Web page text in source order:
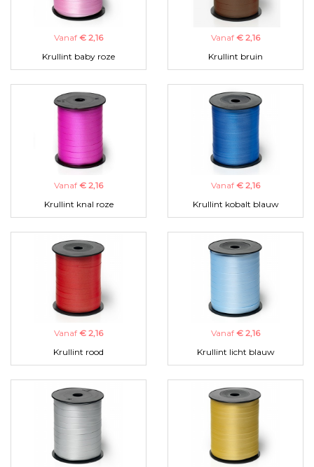
Vanaf € 2,16
Krullint baby roze
Vanaf € 2,16
Krullint bruin
Vanaf € 2,16
Krullint knal roze
Vanaf € 2,16
Krullint kobalt blauw
Vanaf € 2,16
Krullint rood
Vanaf € 2,16
Krullint licht blauw